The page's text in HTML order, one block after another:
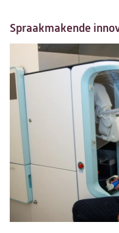
Spraakmakende